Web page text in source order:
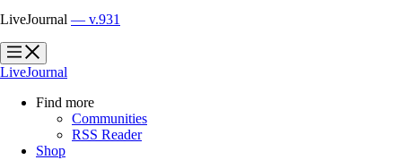
LiveJournal — v.931
?
?
LiveJournal
Find more
Communities
RSS Reader
Shop